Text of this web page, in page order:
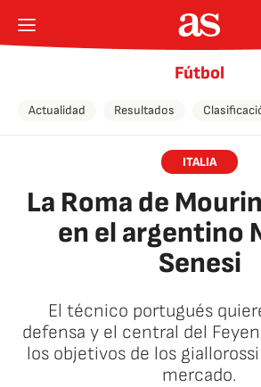
Fútbol
Actualidad Resultados
ITALIA
La Roma de
en el argentino
Senesi
El técnico portugués
defensa y el central del
los objetivos de los
mercado.